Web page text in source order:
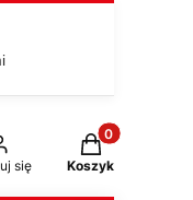
się
Produkty w
Koszyk